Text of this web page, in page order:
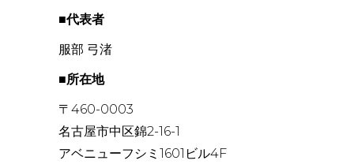
■代表者
服部 弓渚
■所在地
〒460-0003
名古屋市中区錦2-16-1
アベニューフシミ1601ビル4F